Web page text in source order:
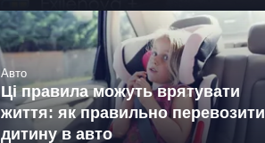
Авто
Ці правила можуть врятувати
життя: як правильно перевозити
дитину в авто